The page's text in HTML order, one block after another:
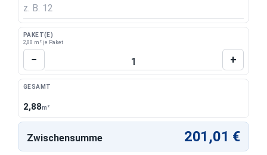
PAKET(E)
2,88 m² je Paket
Produkt Anzahl: Gib den gewünschten
− +
GESAMT
2,88m²
Zwischensumme 201,01 €